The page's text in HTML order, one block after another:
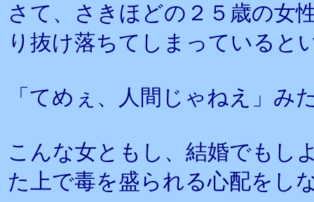
さて、さきほどの２５歳の女
り抜け落ちてしまっていると
「てめぇ、人間じゃねえ」み
こんな女ともし、結婚でもし
た上で毒を盛られる心配をし